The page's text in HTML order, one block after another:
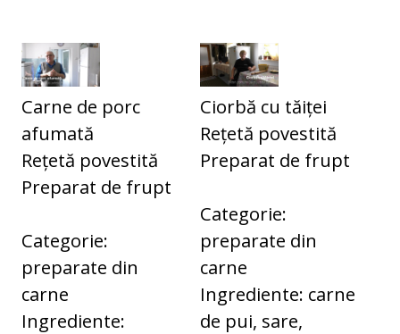
Carne de porc
afumată
Rețetă povestită
Preparat de frupt
Categorie:
preparate din
carne
Ingrediente:
Ciorbă cu tăiței
Rețetă povestită
Preparat de frupt
Categorie:
preparate din
carne
Ingrediente: carne
de pui, sare,